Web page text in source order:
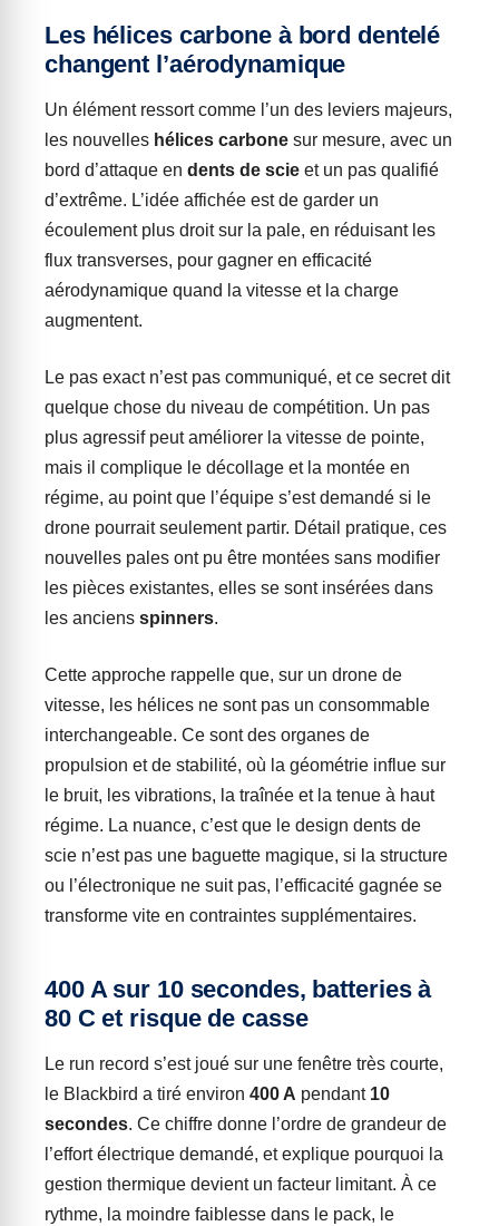
Les hélices carbone à bord dentelé
changent l’aérodynamique
Un élément ressort comme l’un des leviers majeurs,
les nouvelles hélices carbone sur mesure, avec un
bord d’attaque en dents de scie et un pas qualifié
d’extrême. L’idée affichée est de garder un
écoulement plus droit sur la pale, en réduisant les
flux transverses, pour gagner en efficacité
aérodynamique quand la vitesse et la charge
augmentent.
Le pas exact n’est pas communiqué, et ce secret dit
quelque chose du niveau de compétition. Un pas
plus agressif peut améliorer la vitesse de pointe,
mais il complique le décollage et la montée en
régime, au point que l’équipe s’est demandé si le
drone pourrait seulement partir. Détail pratique, ces
nouvelles pales ont pu être montées sans modifier
les pièces existantes, elles se sont insérées dans
les anciens spinners.
Cette approche rappelle que, sur un drone de
vitesse, les hélices ne sont pas un consommable
interchangeable. Ce sont des organes de
propulsion et de stabilité, où la géométrie influe sur
le bruit, les vibrations, la traînée et la tenue à haut
régime. La nuance, c’est que le design dents de
scie n’est pas une baguette magique, si la structure
ou l’électronique ne suit pas, l’efficacité gagnée se
transforme vite en contraintes supplémentaires.
400 A sur 10 secondes, batteries à
80 C et risque de casse
Le run record s’est joué sur une fenêtre très courte,
le Blackbird a tiré environ 400 A pendant 10
secondes. Ce chiffre donne l’ordre de grandeur de
l’effort électrique demandé, et explique pourquoi la
gestion thermique devient un facteur limitant. À ce
rythme, la moindre faiblesse dans le pack, le